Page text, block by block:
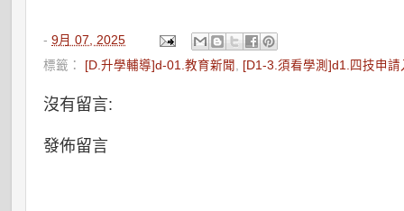
-9月 07, 2025
標籤： [D.升學輔導]d-01.教育新聞 [D1-3.須看學測]d1.四技申請
沒有留言:
發佈留言